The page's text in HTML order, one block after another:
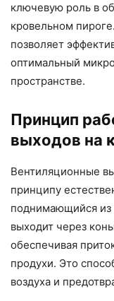
ключевую роль в
кровельном
позволяет
оптимальный
пространстве.
Принцип
выходов на
Вентиляционные
принципу
поднимающийся из
выходит через
обеспечивая
продухи. Это
воздуха и